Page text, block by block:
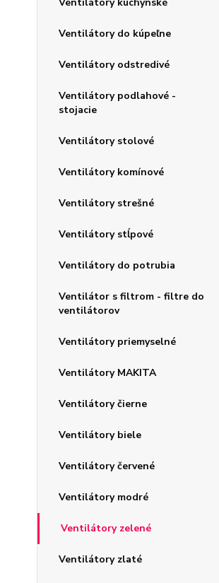
Ventilátory kuchynské
Ventilátory do kúpeľne
Ventilátory odstredivé
Ventilátory podlahové -
stojacie
Ventilátory stolové
Ventilátory komínové
Ventilátory strešné
Ventilátory stĺpové
Ventilátory do potrubia
Ventilátor s filtrom - filtre do
ventilátorov
Ventilátory priemyselné
Ventilátory MAKITA
Ventilátory čierne
Ventilátory biele
Ventilátory červené
Ventilátory modré
Ventilátory zelené
Ventilátory zlaté